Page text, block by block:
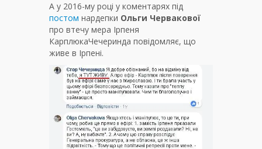
А у 2016-му році у коментарях під
постом нардепки Ольги Червакової
про втечу мера Ірпеня
КарплюкаЧечеринда повідомляє, що
живе в Ірпені.